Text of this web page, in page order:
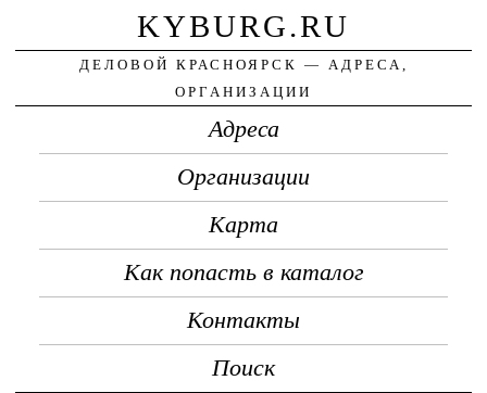
KYBURG.RU
ДЕЛОВОЙ КРАСНОЯРСК — АДРЕСА,
ОРГАНИЗАЦИИ
Адреса
Организации
Карта
Как попасть в каталог
Контакты
Поиск